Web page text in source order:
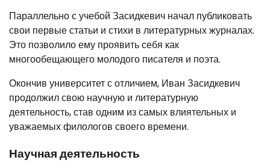
Параллельно с учебой Засидкевич начал публиковать
свои первые статьи и стихи в литературных журналах.
Это позволило ему проявить себя как
многообещающего молодого писателя и поэта.
Окончив университет с отличием, Иван Засидкевич
продолжил свою научную и литературную
деятельность, став одним из самых влиятельных и
уважаемых филологов своего времени.
Научная деятельность